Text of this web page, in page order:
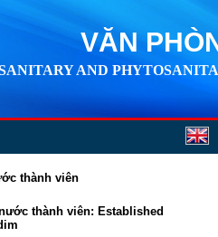
VĂN
AND
thành viên
thành viên: Established